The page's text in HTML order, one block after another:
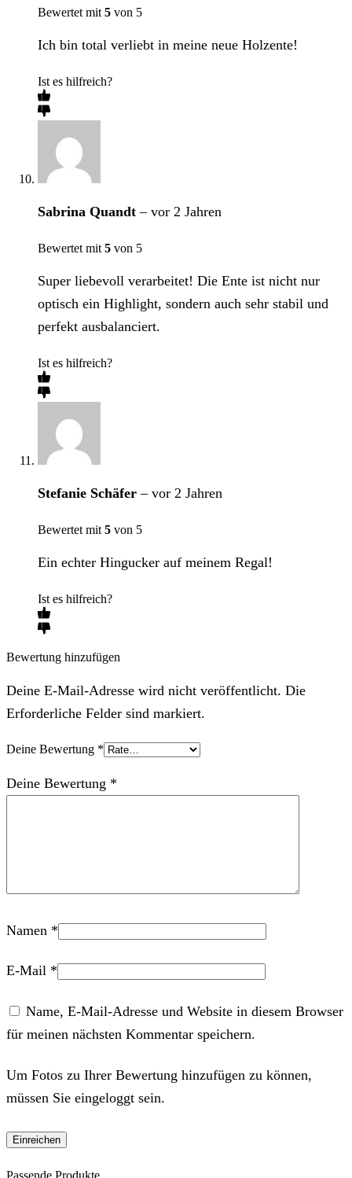
Bewertet mit 5 von 5
Ich bin total verliebt in meine neue Holzente!
Ist es hilfreich?
Sabrina Quandt– vor 2 Jahren
Bewertet mit 5 von 5
Super liebevoll verarbeitet! Die Ente ist nicht nur
optisch ein Highlight, sondern auch sehr stabil und
perfekt ausbalanciert.
Ist es hilfreich?
Stefanie Schäfer– vor 2 Jahren
Bewertet mit 5 von 5
Ein echter Hingucker auf meinem Regal!
Ist es hilfreich?
Bewertung hinzufügen
Deine E-Mail-Adresse wird nicht veröffentlicht. Die
Erforderliche Felder sind markiert.
Deine Bewertung *
Deine Bewertung *
Namen *
E-Mail *
Name, E-Mail-Adresse und Website in diesem Browser
für meinen nächsten Kommentar speichern.
Um Fotos zu Ihrer Bewertung hinzufügen zu können,
müssen Sie eingeloggt sein.
Passende Produkte